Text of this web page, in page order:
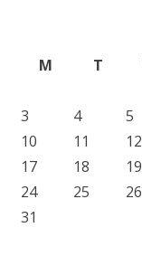
M
T
3
4 5
10
11 12
17
18 19
24
25 26
31